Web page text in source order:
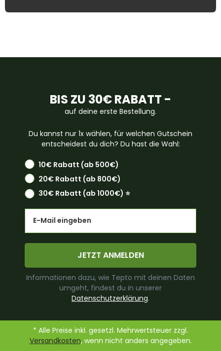
BIS ZU 30€ RABATT -
auf deine erste Bestellung.
Du kannst nur 1x wählen, für welchen Gutschein
entscheidest du dich? Du hast die Wahl:
10€ Rabatt (ab 500€)
20€ Rabatt (ab 800€)
30€ Rabatt (ab 1000€) ⭐️
JETZT ANMELDEN
Informationen dazu, wie Tepto mit deinen Daten
umgeht, findest du in unserer
Datenschutzerklärung.
* Alle Preise inkl. gesetzl. Mehrwertsteuer zzgl.
Versandkosten, wenn nicht anders angegeben.